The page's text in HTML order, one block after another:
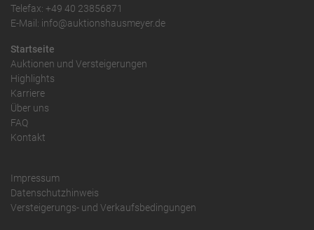
Telefax: +49 40 23856871
E-Mail: info@auktionshausmeyer.de
Startseite
Auktionen und Versteigerungen
Highlights
Karriere
Über uns
FAQ
Kontakt
Impressum
Datenschutzhinweis
Versteigerungs- und Verkaufsbedingungen